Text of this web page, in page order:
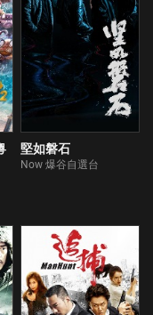
堅如磐石
Now 爆谷自選台